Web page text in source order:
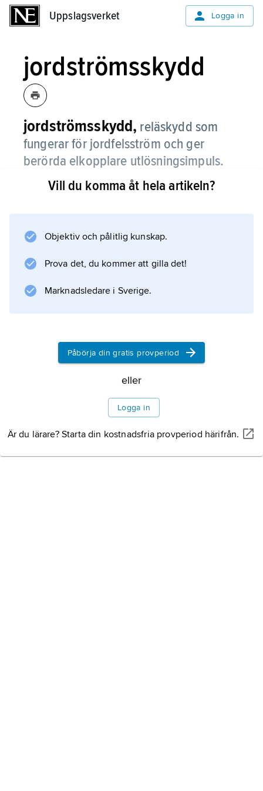
Uppslagsverket Logga in
jordströmsskydd
jordströmsskydd, reläskydd som
fungerar för jordfelsström och ger
berörda elkopplare utlösningsimpuls.
De är ofta utförda som summaströmskydd.
Vill du komma åt hela artikeln?
Objektiv och pålitlig kunskap.
Prova det, du kommer att gilla det!
Marknadsledare i Sverige.
Påbörja din gratis provperiod
eller
Logga in
Är du lärare? Starta din kostnadsfria provperiod härifrån.